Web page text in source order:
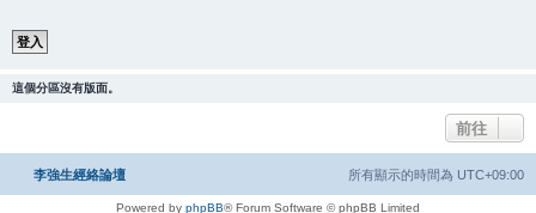
這個分區沒有版面。
前往
李強生經絡論壇 所有顯示的時間為 UTC+09:00
Powered by phpBB® Forum Software © phpBB Limited